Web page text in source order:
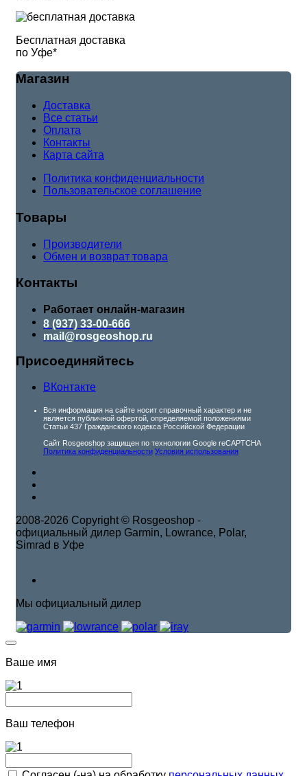
Бесплатная доставка
по Уфе*
Магазин
Доставка
Все статьи
Оплата
Контакты
Карта сайта
Политика конфиденциальности
Пользовательское соглашение
Товары
Производители
Обмен и возврат товара
Контакты
Работает онлайн-магазин
8 (937) 33-00-666
mail@rosgeoshop.ru
Присоединяйтесь
ВКонтакте
Вся информация на сайте носит справочный характер и не
является публичной офертой, определяемой положениями
Статьи 437 Гражданского кодекса Российской Федерации
Сайт Rosgeoshop защищен по технологии Google reCAPTCHA
Политика конфиденциальности Условия использования
2008-2026 Copyright © Rosgeoshop -
официальный дилер Garmin, Lowrance, Polar,
Simrad в Уфе
Мы официальный дилер
Ваше имя
Ваш телефон